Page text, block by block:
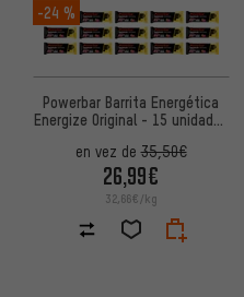
-24 %
Powerbar Barrita Energética
Energize Original - 15 unidades
en vez de35,50€
26,99€
32,66€/kg